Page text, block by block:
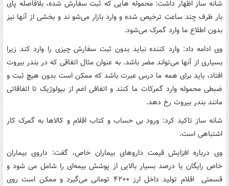
شانه ساز اظهار داشت: محموله هایی که ثبت سفارش شده، بلافاصله پای
بار ظرف چند ساعت ترخیص شده و وارد بازار می‌شو ند و بخشی از آنها نیز
بدون اطلاع ما وارد گمرک می‌شود.
وی ادامه داد: وارد کننده نباید بدون ثبت سفارش چیزی را وارد کند زیرا
بسیاری از آنها می‌تواند مضر باشد. به عنوان مثال اتفاقی که در بندر بیروت
افتاد، باید برای همه ما درس عبرت باشد که ممکن است بدون هیچ ثبت و
ضبطی محموله وارد گمرکات ما کنند و اتفاقی اعم از بیولوژیک تا اتفاقاتی
مانند بندر بیروت رخ دهد.
شانه ساز تاکید کرد: ورود بی حساب و کتاب اقلام و کالاها به گمرک کار
اشتباهی است.
وی درباره افزایش قیمت داروهای بیماران خاص، گفت: داروی بیماران
خاص رایگان یا درصد بسیار بالایی از پوشش بیمه‌ای را شامل می شود و
قسمتی اقلام تولید داخل ارز ۴۲۰۰ تومانی می‌گیرد و ممکن است روی